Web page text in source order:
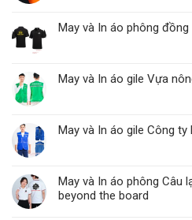
May và In áo phông
May và In áo gile Vựa
May và In áo gile Công
May và In áo phông Câu
beyond the board